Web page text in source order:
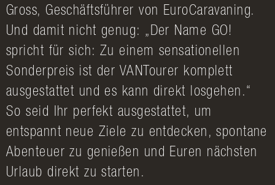
Gross, Geschäftsführer von EuroCaravaning.
Und damit nicht genug: „Der Name GO!
spricht für sich: Zu einem sensationellen
Sonderpreis ist der VANTourer komplett
ausgestattet und es kann direkt losgehen.“
So seid Ihr perfekt ausgestattet, um
entspannt neue Ziele zu entdecken, spontane
Abenteuer zu genießen und Euren nächsten
Urlaub direkt zu starten.